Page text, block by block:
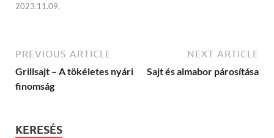
2023.11.09.
PREVIOUS ARTICLE
Grillsajt – A tökéletes nyári
finomság
NEXT ARTICLE
Sajt és almabor párosítása
KERESÉS